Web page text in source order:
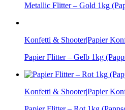
Metallic Flitter – Gold 1kg
Konfetti & Shooter|Papier
Papier Flitter – Gelb 1kg
Konfetti & Shooter|Papier